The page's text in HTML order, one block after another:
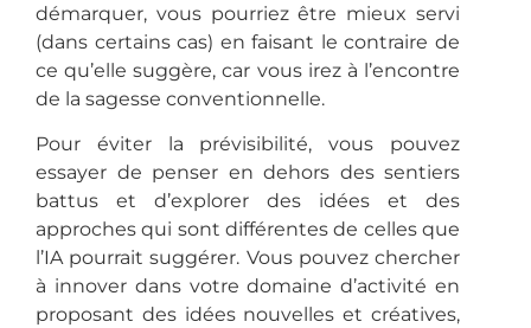
démarquer, vous pourriez être mieux servi
(dans certains cas) en faisant le contraire de
ce qu’elle suggère, car vous irez à l’encontre
de la sagesse conventionnelle.
Pour éviter la prévisibilité, vous pouvez
essayer de penser en dehors des sentiers
battus et d’explorer des idées et des
approches qui sont différentes de celles que
l’IA pourrait suggérer. Vous pouvez chercher
à innover dans votre domaine d’activité en
proposant des idées nouvelles et créatives,